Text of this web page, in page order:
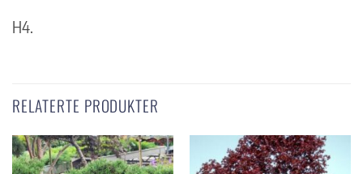
H4.
RELATERTE PRODUKTER